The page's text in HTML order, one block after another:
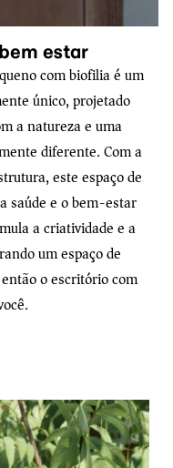
estar
com biofilia é um
único, projetado
a natureza e uma
diferente. Com a
este espaço de
saúde e o bem-estar
a criatividade e a
um espaço de
o escritório com